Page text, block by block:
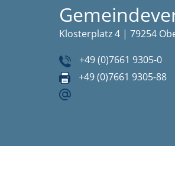
Klosterplatz 4 | 79254
+49 (0)7661 9305-0
+49 (0)7661 9305-88